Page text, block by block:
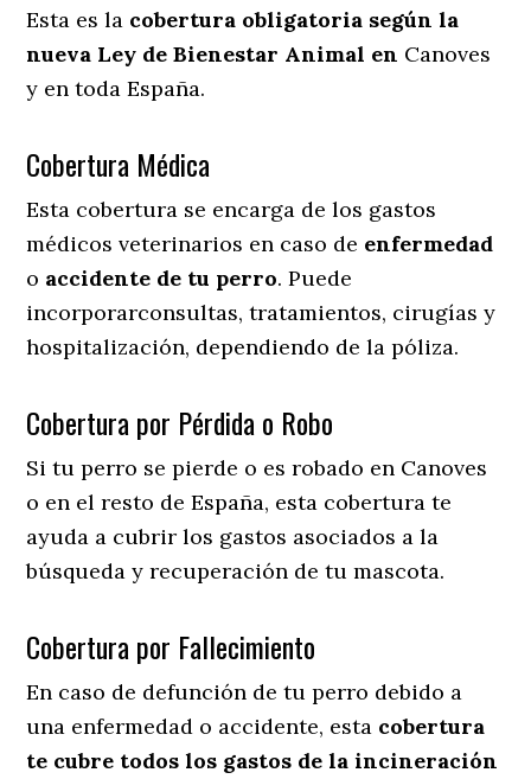
Esta es la cobertura obligatoria según la
nueva Ley de Bienestar Animal en Canoves
y en toda España.
Cobertura Médica
Esta cobertura se encarga de los gastos
médicos veterinarios en caso de enfermedad
o accidente de tu perro. Puede
incorporarconsultas, tratamientos, cirugías y
hospitalización, dependiendo de la póliza.
Cobertura por Pérdida o Robo
Si tu perro se pierde o es robado en Canoves
o en el resto de España, esta cobertura te
ayuda a cubrir los gastos asociados a la
búsqueda y recuperación de tu mascota.
Cobertura por Fallecimiento
En caso de defunción de tu perro debido a
una enfermedad o accidente, esta cobertura
te cubre todos los gastos de la incineración